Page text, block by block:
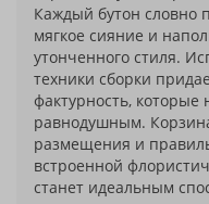
Каждый бутон словно
мягкое сияние и
утонченного стиля.
техники сборки
фактурность, которые
равнодушным.
размещения и
встроенной
станет идеальным